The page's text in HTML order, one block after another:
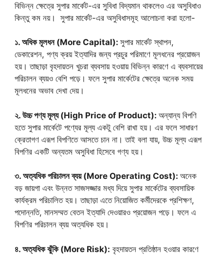
বিভিন্ন ক্ষেত্রে সুপার মার্কেট-এর সুবিধা বিদ্যমান থাকলেও এর অসুবিধাও
কিন্তু কম নয়। সুপার মার্কেট-এর অসুবিধাসমূহ আলোচনা করা হলো-
১. অধিক মূলধন (More Capital): সুপার মার্কেট স্থাপন,
ডেকারেশন, পণ্য ক্রয় ইত্যাদির জন্য প্রচুর পরিমাণে মূলধনের প্রয়োজন
হয়। তাছাড়া বৃহদায়তন খুচরা ব্যবসায় হওয়ায় বিভিন্ন কারণে এ ব্যবসায়ের
পরিচালন ব্যয়ও বেশি পড়ে। ফলে সুপার মার্কেটের ক্ষেত্রে অনেক সময়
মূলধনের অভাব দেখা দেয়।
২. উচ্চ পণ্য মূল্য (High Price of Product): অন্যান্য বিপণি
হতে সুপার মার্কেটে পণ্যের মূল্য একটু বেশি রাখা হয়। এর ফলে সাধারণ
ক্রেতাগণ এরূপ বিপণিতে আসতে চান না। তাই বলা যায়, উচ্চ মূল্য এরূপ
বিপণির একটি অন্যতম অসুবিধা হিসেবে গণ্য হয়।
৩. অত্যধিক পরিচালন ব্যয় (More Operating Cost): অনেক
বড় জায়গা এবং উন্নত সাজসজ্জার মধ্য দিয়ে সুপার মার্কেটের ব্যবসায়িক
কার্যক্রম পরিচালিত হয়। তাছাড়া এতে নিয়োজিত কর্মীদেরকে প্রশিক্ষণ,
পদোন্নতি, মানসম্মত বেতন ইত্যাদি দেওয়ারও প্রয়োজন পড়ে। ফলে এ
বিপণির পরিচালন ব্যয় অত্যধিক হয়।
৪. অত্যধিক ঝুঁকি (More Risk): বৃহদায়তন প্রতিষ্ঠান হওয়ার কারণে